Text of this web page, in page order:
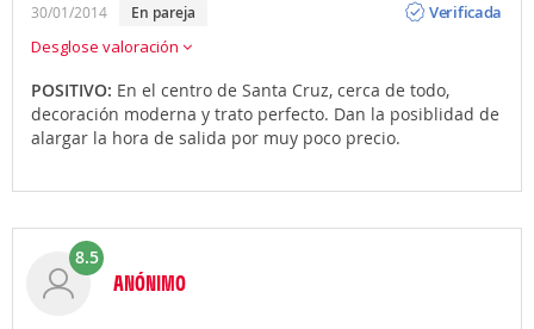
30/01/2014 en pareja
Verificada
Desglose valoración
POSITIVO: En el centro de Santa Cruz, cerca de todo,
decoración moderna y trato perfecto. Dan la posiblidad de
alargar la hora de salida por muy poco precio.
8.5
ANÓNIMO